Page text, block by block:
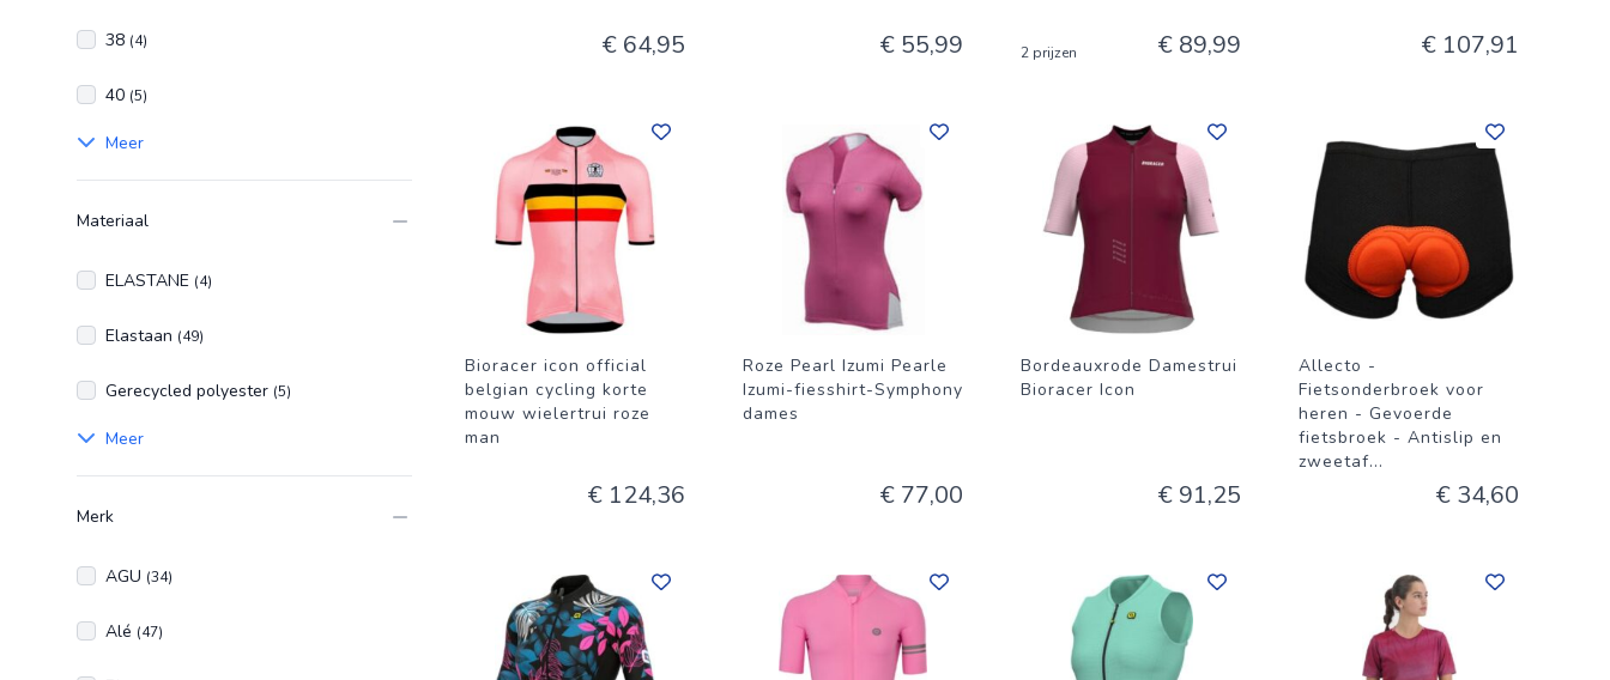
38 (4)
40 (5)
Meer
Materiaal
ELASTANE (4)
Elastaan (49)
Gerecycled polyester (5)
Meer
Merk
AGU (34)
Alé (47)
€ 64,95 € 55,99 2 prijzen € 89,99 € 107,91
Bioracer icon official
belgian cycling korte
mouw wielertrui roze
man
€ 124,36
Roze Pearl Izumi Pearle
Izumi-fiesshirt-Symphony
dames
€ 77,00
Bordeauxrode Damestrui
Bioracer Icon
€ 91,25
Allecto -
Fietsonderbroek voor
heren - Gevoerde
fietsbroek - Antislip en
zweetaf...
€ 34,60